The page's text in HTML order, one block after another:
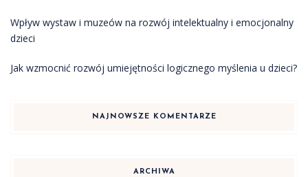
Wpływ wystaw i muzeów na rozwój intelektualny i emocjonalny
dzieci
Jak wzmocnić rozwój umiejętności logicznego myślenia u dzieci?
NAJNOWSZE KOMENTARZE
ARCHIWA